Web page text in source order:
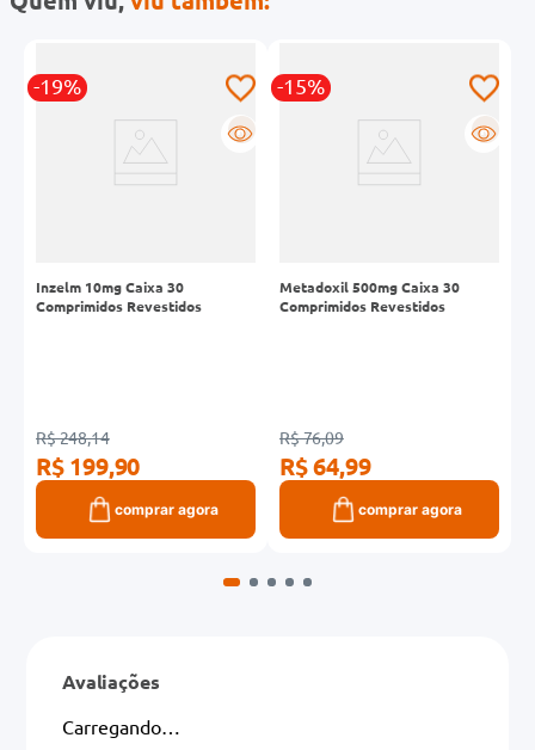
-19%
R
Inzelm 10mg Caixa 30
Comprimidos Revestidos
R$ 248,14
R$ 199,90
comprar agora
-15%
R
Metadoxil 500mg Caixa 30
Comprimidos Revestidos
R$ 76,09
R$ 64,99
comprar agora
Avaliações
Carregando…